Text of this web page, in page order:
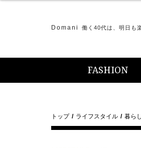
Domani 働く40代は、明日も
FASHION
トップ ライフスタイル 暮らし